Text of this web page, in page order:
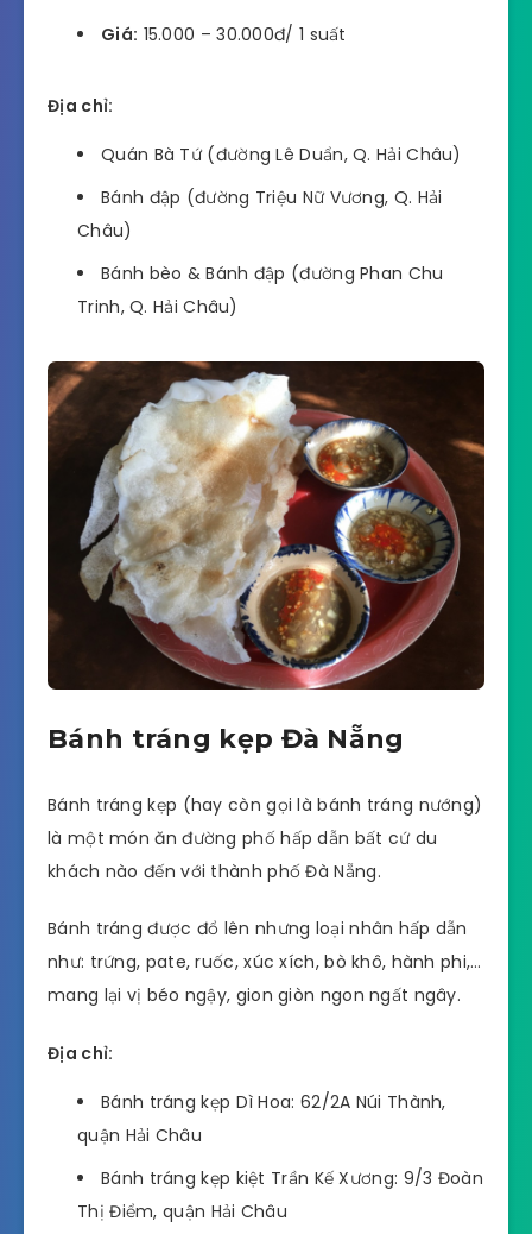
Giá: 15.000 – 30.000đ/ 1 suất
Địa chỉ:
Quán Bà Tứ (đường Lê Duẩn, Q. Hải Châu)
Bánh đập (đường Triệu Nữ Vương, Q. Hải
Châu)
Bánh bèo & Bánh đập (đường Phan Chu
Trinh, Q. Hải Châu)
Bánh tráng kẹp Đà Nẵng
Bánh tráng kẹp (hay còn gọi là bánh tráng nướng)
là một món ăn đường phố hấp dẫn bất cứ du
khách nào đến với thành phố Đà Nẵng.
Bánh tráng được đổ lên nhưng loại nhân hấp dẫn
như: trứng, pate, ruốc, xúc xích, bò khô, hành phi,…
mang lại vị béo ngậy, gion giòn ngon ngất ngây.
Địa chỉ:
Bánh tráng kẹp Dì Hoa: 62/2A Núi Thành,
quận Hải Châu
Bánh tráng kẹp kiệt Trần Kế Xương: 9/3 Đoàn
Thị Điểm, quận Hải Châu